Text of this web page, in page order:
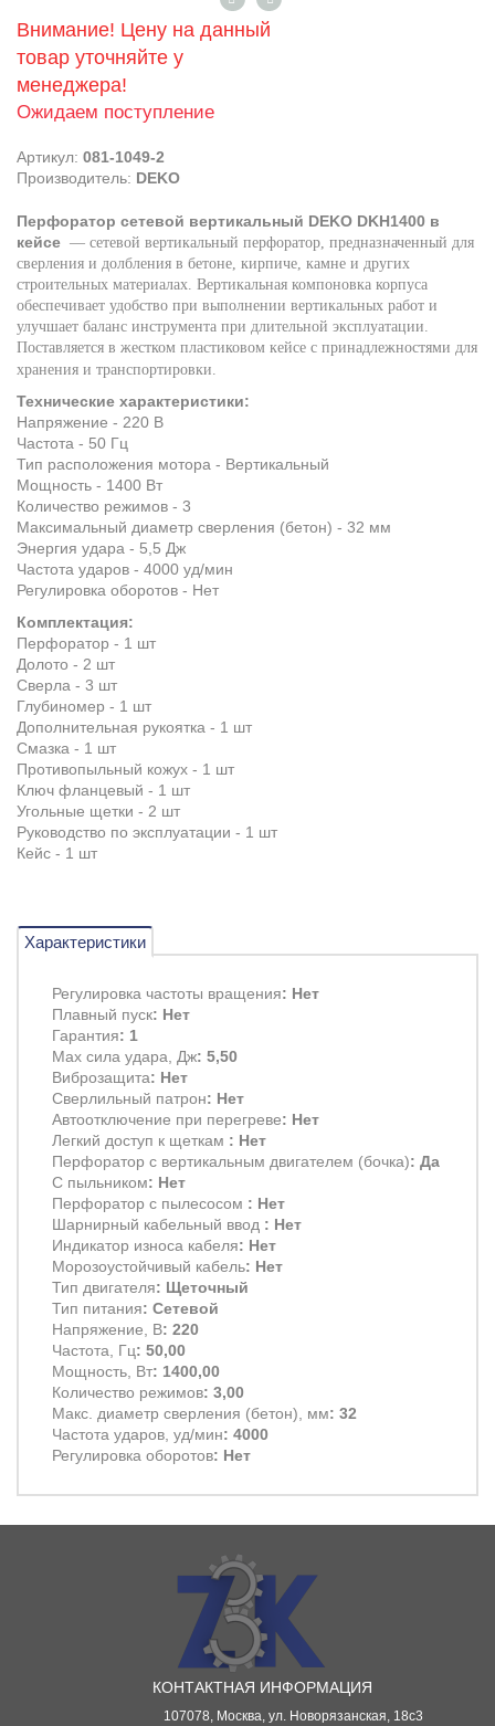
Внимание! Цену на данный
товар уточняйте у
менеджера!
Ожидаем поступление
Артикул: 081-1049-2
Производитель: DEKO
Перфоратор сетевой вертикальный DEKO DKH1400 в
кейсе — сетевой вертикальный перфоратор, предназначенный для
сверления и долбления в бетоне, кирпиче, камне и других
строительных материалах. Вертикальная компоновка корпуса
обеспечивает удобство при выполнении вертикальных работ и
улучшает баланс инструмента при длительной эксплуатации.
Поставляется в жестком пластиковом кейсе с принадлежностями для
хранения и транспортировки.
Технические характеристики:
Напряжение - 220 В
Частота - 50 Гц
Тип расположения мотора - Вертикальный
Мощность - 1400 Вт
Количество режимов - 3
Максимальный диаметр сверления (бетон) - 32 мм
Энергия удара - 5,5 Дж
Частота ударов - 4000 уд/мин
Регулировка оборотов - Нет
Комплектация:
Перфоратор - 1 шт
Долото - 2 шт
Сверла - 3 шт
Глубиномер - 1 шт
Дополнительная рукоятка - 1 шт
Смазка - 1 шт
Противопыльный кожух - 1 шт
Ключ фланцевый - 1 шт
Угольные щетки - 2 шт
Руководство по эксплуатации - 1 шт
Кейс - 1 шт
Характеристики
Регулировка частоты вращения: Нет
Плавный пуск: Нет
Гарантия: 1
Max сила удара, Дж: 5,50
Виброзащита: Нет
Сверлильный патрон: Нет
Автоотключение при перегреве: Нет
Легкий доступ к щеткам : Нет
Перфоратор с вертикальным двигателем (бочка): Да
С пыльником: Нет
Перфоратор с пылесосом : Нет
Шарнирный кабельный ввод : Нет
Индикатор износа кабеля: Нет
Морозоустойчивый кабель: Нет
Тип двигателя: Щеточный
Тип питания: Сетевой
Напряжение, В: 220
Частота, Гц: 50,00
Мощность, Вт: 1400,00
Количество режимов: 3,00
Макс. диаметр сверления (бетон), мм: 32
Частота ударов, уд/мин: 4000
Регулировка оборотов: Нет
КОНТАКТНАЯ ИНФОРМАЦИЯ
107078, Москва, ул. Новорязанская, 18с3